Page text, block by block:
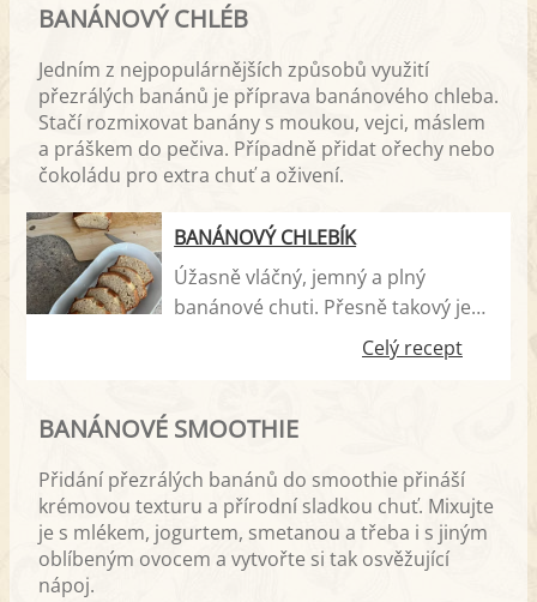
BANÁNOVÝ CHLÉB
Jedním z nejpopulárnějších způsobů využití
přezrálých banánů je příprava banánového chleba.
Stačí rozmixovat banány s moukou, vejci, máslem
a práškem do pečiva. Případně přidat ořechy nebo
čokoládu pro extra chuť a oživení.
BANÁNOVÝ CHLEBÍK
Úžasně vláčný, jemný a plný
banánové chuti. Přesně takový je
tento chlebík, který chutná skvěle
samotný i s marmeládou, máslem
zužitkujete přezrálé banány, které
chutné.
Celý recept
BANÁNOVÉ SMOOTHIE
Přidání přezrálých banánů do smoothie přináší
krémovou texturu a přírodní sladkou chuť. Mixujte
je s mlékem, jogurtem, smetanou a třeba i s jiným
oblíbeným ovocem a vytvořte si tak osvěžující
nápoj.